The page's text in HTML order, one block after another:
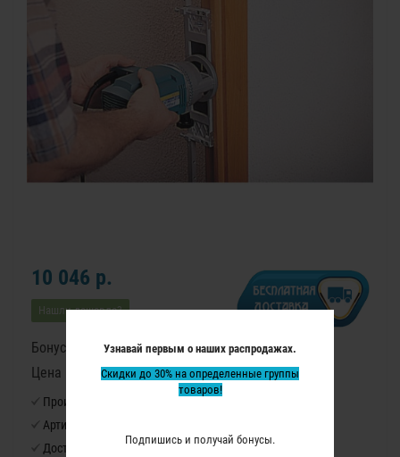
Узнавай первым о наших распродажах.
Скидки до 30% на определенные группы
товаров!
Подпишись и получай бонусы.
10 046 р.
Нашли дешевле?
Бонусные баллы: 127
Цена в бонусных баллах: 8450
Производитель:
Артикул:
Доступность: Нет в наличии